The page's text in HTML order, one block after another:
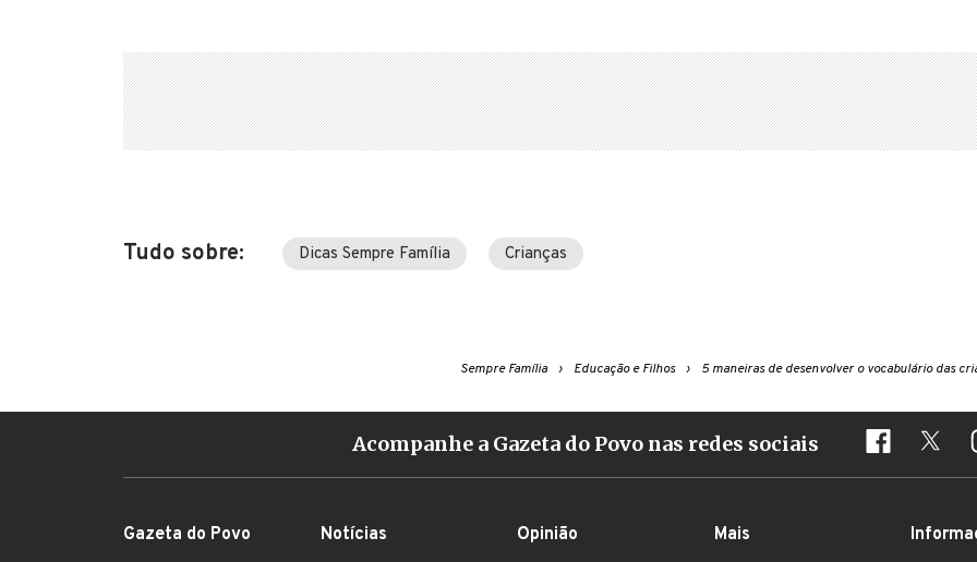
Tudo sobre: Dicas Sempre Família Crianças
Sempre Família Educação e Filhos 5 maneiras de desenvolver o vocabulário das
Acompanhe a Gazeta do Povo nas redes sociais
Gazeta do Povo Notícias Opinião Mais